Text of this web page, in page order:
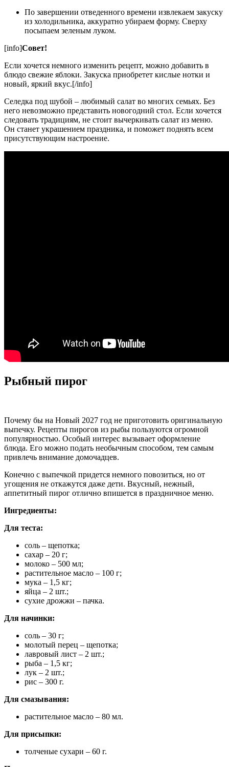
По завершении отведенного времени извлекаем закуску
из холодильника, аккуратно убираем форму. Сверху
посыпаем зеленым луком.
[info]Совет!
Если хочется немного изменить рецепт, можно добавить в
блюдо свежие яблоки. Закуска приобретет кислые нотки и
новый, яркий вкус.[/info]
Селедка под шубой – любимый салат во многих семьях. Без
него невозможно представить новогодний стол. Если хочется
следовать традициям, не стоит вычеркивать салат из меню.
Он станет украшением праздника, и поможет поднять всем
присутствующим настроение.
Рыбный пирог
Почему бы на Новый 2027 год не приготовить оригинальную
выпечку. Рецепты пирогов из рыбы пользуются огромной
популярностью. Особый интерес вызывает оформление
блюда. Его можно подать необычным способом, тем самым
привлечь внимание домочадцев.
Конечно с выпечкой придется немного повозиться, но от
угощения не откажутся даже дети. Вкусный, нежный,
аппетитный пирог отлично впишется в праздничное меню.
Ингредиенты:
Для теста:
соль – щепотка;
сахар – 20 г;
молоко – 500 мл;
растительное масло – 100 г;
мука – 1,5 кг;
яйца – 2 шт.;
сухие дрожжи – пачка.
Для начинки:
соль – 30 г;
молотый перец – щепотка;
лавровый лист – 2 шт.;
рыба – 1,5 кг;
лук – 2 шт.;
рис – 300 г.
Для смазывания:
растительное масло – 80 мл.
Для присыпки:
толченые сухари – 60 г.